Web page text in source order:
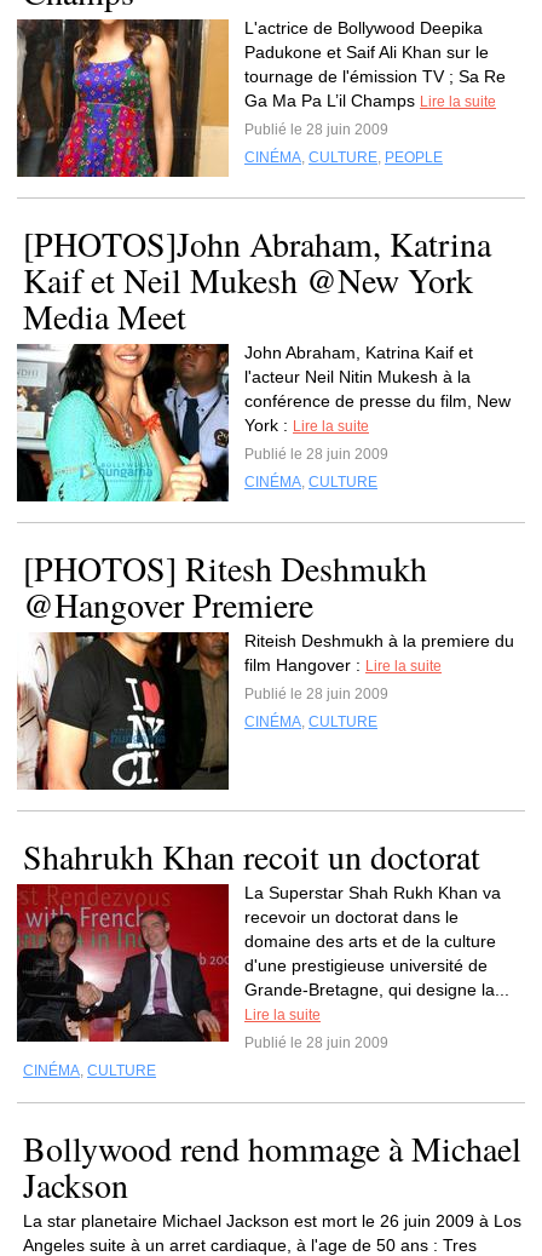
L'actrice de Bollywood Deepika
Padukone et Saif Ali Khan sur le
tournage de l'émission TV ; Sa Re
Ga Ma Pa L’il Champs Lire la suite
Publié le 28 juin 2009
CINÉMA, CULTURE, PEOPLE
[PHOTOS]John Abraham, Katrina
Kaif et Neil Mukesh @New York
Media Meet
John Abraham, Katrina Kaif et
l'acteur Neil Nitin Mukesh à la
conférence de presse du film, New
York : Lire la suite
Publié le 28 juin 2009
CINÉMA, CULTURE
[PHOTOS] Ritesh Deshmukh
@Hangover Premiere
Riteish Deshmukh à la premiere du
film Hangover : Lire la suite
Publié le 28 juin 2009
CINÉMA, CULTURE
Shahrukh Khan recoit un doctorat
La Superstar Shah Rukh Khan va
recevoir un doctorat dans le
domaine des arts et de la culture
d'une prestigieuse université de
Grande-Bretagne, qui designe la...
Lire la suite
Publié le 28 juin 2009
CINÉMA, CULTURE
Bollywood rend hommage à Michael
Jackson
La star planetaire Michael Jackson est mort le 26 juin 2009 à Los
Angeles suite à un arret cardiaque, à l'age de 50 ans : Tres